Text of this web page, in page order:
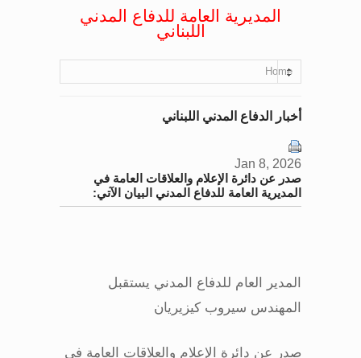
المديرية العامة للدفاع المدني
اللبناني
Home
أخبار الدفاع المدني اللبناني
Jan 8, 2026
صدر عن دائرة الإعلام والعلاقات العامة في
المديرية العامة للدفاع المدني البيان الآتي:
المدير العام للدفاع المدني يستقبل
المهندس سيروب كيزيريان
صدر عن دائرة الإعلام والعلاقات العامة في